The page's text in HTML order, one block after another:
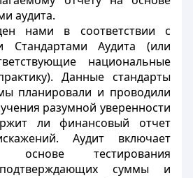
аудита.
нами в соответствии с
Стандартами Аудита (или
национальные
Данные стандарты
планировали и проводили
разумной уверенности
ли финансовый отчет
Аудит включает
тестирования
подтверждающих суммы и